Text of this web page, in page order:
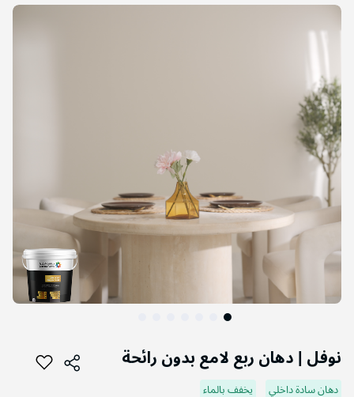
نوفل | دهان ربع لامع بدون رائحة
دهان سادة داخلي يخفف بالماء
التخطي
إلى
الصور
إلى
بداية
معرض